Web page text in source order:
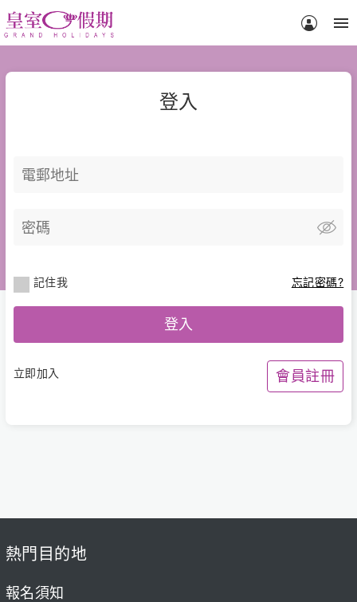
menu
登入
記住我 忘記密碼?
登入
立即加入 會員註冊
熱門目的地
報名須知